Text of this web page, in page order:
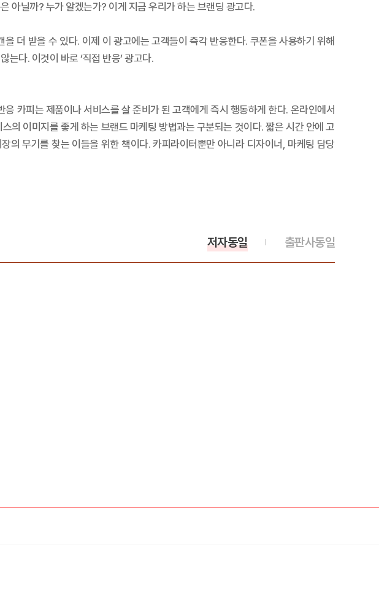
아닐까? 누가 알겠는가? 이게 지금 우리가 하는 브랜딩 광고다.
더 받을 수 있다. 이제 이 광고에는 고객들이 즉각 반응한다. 쿠폰을 사용하기 위해
다. 이것이 바로 ‘직접 반응’ 광고다.
카피는 제품이나 서비스를 살 준비가 된 고객에게 즉시 행동하게 한다. 온라인에서
의 이미지를 좋게 하는 브랜드 마케팅 방법과는 구분되는 것이다. 짧은 시간 안에 고
의 무기를 찾는 이들을 위한 책이다. 카피라이터뿐만 아니라 디자이너, 마케팅 담당
출판사동일
저자동일